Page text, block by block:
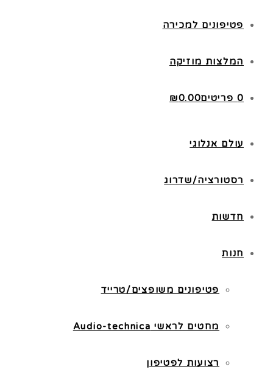
פטיפונים למכירה
המלצות מוזיקה
0 פריטים ₪0.00
עולם אנלוגי
רסטורציה/שדרוג
חדשות
חנות
פטיפונים משופצים/טרייד
מחטים לראשי Audio-technica
רצועות לפטיפון